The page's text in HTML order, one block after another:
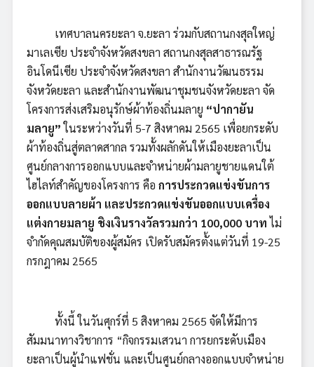
เทศบาลนครยะลา จ.ยะลา ร่วมกับสถานกงสุลใหญ่
มาเลเซีย ประจำจังหวัดสงขลา สถานกงสุลสาธารณรัฐ
อินโดนีเซีย ประจำจังหวัดสงขลา สำนักงานวัฒนธรรม
จังหวัดยะลา และสำนักงานพัฒนาชุมชนจังหวัดยะลา จัด
โครงการส่งเสริมอนุรักษ์ผ้าท้องถิ่นมลายู “ปากายัน
มลายู”ในระหว่างวันที่ 5-7 สิงหาคม 2565 เพื่อยกระดับ
ผ้าท้องถิ่นสู่ตลาดสากล รวมทั้งผลักดันให้เมืองยะลาเป็น
ศูนย์กลางการออกแบบและจำหน่ายผ้ามลายูชายแดนใต้
ไฮไลท์สำคัญของโครงการ คือ การประกวดแข่งขันการ
ออกแบบลายผ้า และประกวดแข่งขันออกแบบเครื่อง
แต่งกายมลายู ชิงเงินรางวัลรวมกว่า 100,000 บาทไม่
จำกัดคุณสมบัติของผู้สมัคร เปิดรับสมัครตั้งแต่วันที่ 19-25
กรกฎาคม 2565
ทั้งนี้ ในวันศุกร์ที่ 5 สิงหาคม 2565 จัดให้มีการ
สัมมนาทางวิชาการ “กิจกรรมเสวนา การยกระดับเมือง
ยะลาเป็นผู้นำแฟชั่น และเป็นศูนย์กลางออกแบบจำหน่าย